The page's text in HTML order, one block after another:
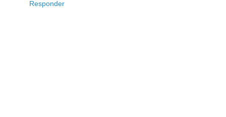
Responder